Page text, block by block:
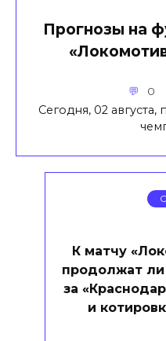
Прогнозы на
0
Сегодня, 02 августа,
К матчу
продолжат
за
и